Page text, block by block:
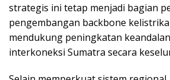
strategis ini tetap menjadi bagian
pengembangan backbone
mendukung peningkatan
interkoneksi Sumatra secara